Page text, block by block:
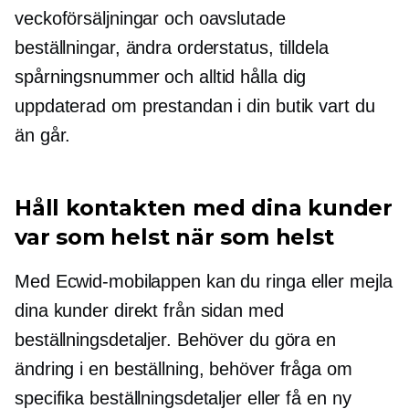
veckoförsäljningar och oavslutade
beställningar, ändra orderstatus, tilldela
spårningsnummer och alltid hålla dig
uppdaterad om prestandan i din butik vart du
än går.
Håll kontakten med dina kunder
var som helst när som helst
Med Ecwid-mobilappen kan du ringa eller mejla
dina kunder direkt från sidan med
beställningsdetaljer. Behöver du göra en
ändring i en beställning, behöver fråga om
specifika beställningsdetaljer eller få en ny